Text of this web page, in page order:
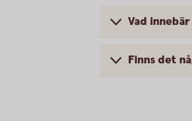
Vad
Finns det